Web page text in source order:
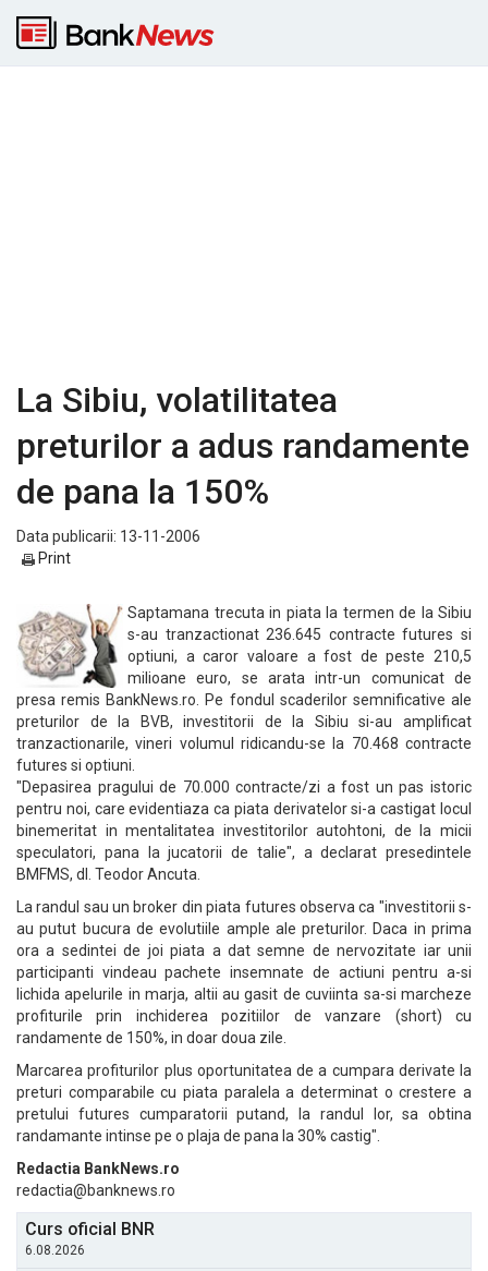
La Sibiu, volatilitatea
preturilor a adus randamente
de pana la 150%
Data publicarii: 13-11-2006
Print
Saptamana trecuta in piata la termen de la Sibiu
s-au tranzactionat 236.645 contracte futures si
optiuni, a caror valoare a fost de peste 210,5
milioane euro, se arata intr-un comunicat de
presa remis BankNews.ro. Pe fondul scaderilor semnificative ale
preturilor de la BVB, investitorii de la Sibiu si-au amplificat
tranzactionarile, vineri volumul ridicandu-se la 70.468 contracte
futures si optiuni.
"Depasirea pragului de 70.000 contracte/zi a fost un pas istoric
pentru noi, care evidentiaza ca piata derivatelor si-a castigat locul
binemeritat in mentalitatea investitorilor autohtoni, de la micii
speculatori, pana la jucatorii de talie", a declarat presedintele
BMFMS, dl. Teodor Ancuta.
La randul sau un broker din piata futures observa ca "investitorii s-
au putut bucura de evolutiile ample ale preturilor. Daca in prima
ora a sedintei de joi piata a dat semne de nervozitate iar unii
participanti vindeau pachete insemnate de actiuni pentru a-si
lichida apelurile in marja, altii au gasit de cuviinta sa-si marcheze
profiturile prin inchiderea pozitiilor de vanzare (short) cu
randamente de 150%, in doar doua zile.
Marcarea profiturilor plus oportunitatea de a cumpara derivate la
preturi comparabile cu piata paralela a determinat o crestere a
pretului futures cumparatorii putand, la randul lor, sa obtina
randamante intinse pe o plaja de pana la 30% castig".
Redactia BankNews.ro
redactia@banknews.ro
Curs oficial BNR
6.08.2026